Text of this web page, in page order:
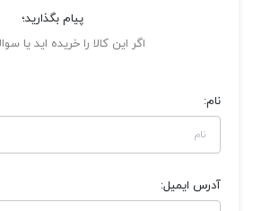
پیام بگذارید؛
اگر این کالا را خریده اید یا
نام:
آدرس ایمیل: